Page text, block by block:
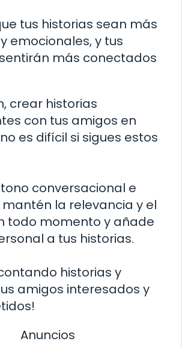
tus historias sean más
emocionales, y tus
más conectados
crear historias
con tus amigos en
es difícil si sigues estos
conversacional e
la relevancia y el
todo momento y añade
a tus historias.
historias y
amigos interesados y
Anuncios